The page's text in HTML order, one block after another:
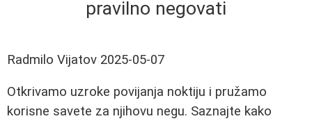
pravilno negovati
Radmilo Vijatov 2025-05-07
Otkrivamo uzroke povijanja noktiju i pružamo
korisne savete za njihovu negu. Saznajte kako